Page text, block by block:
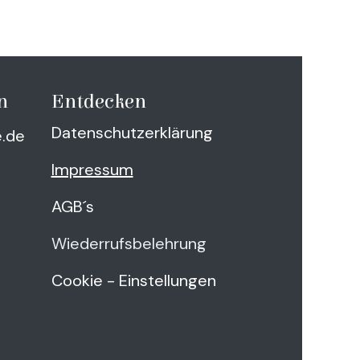
Entdecken
Datenschutzerklärung
Impressum
AGB´s
Wiederrufsbelehrung
Cookie - Einstellungen